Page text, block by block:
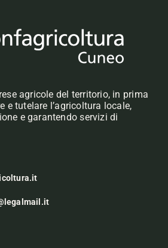
agricole del territorio, in prima
e tutelare l’agricoltura locale,
e garantendo servizi di